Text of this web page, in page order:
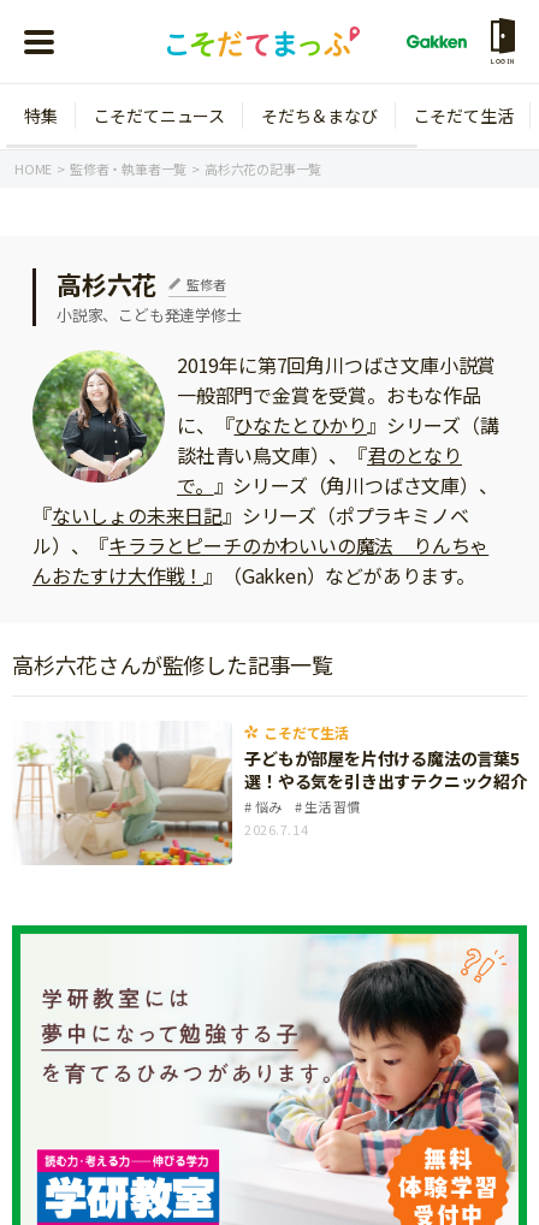
LOGIN
年齢から探す
0歳
1歳
2歳
3歳
年中
年長
小学1年生
小学2年生
小学3年生
小学4年生
小学5年生
小学6年生
特集
こそだてニュース
イベント
ニュース
そだち＆まなび
ワーク・ドリル
小学校
教育・学習
絵本・読み聞かせ
自由研究・工作
本・読書
英語
習い事
こそだて生活
ファッション・美容
行事・イベント
トラブル
親子でいっしょに
人間関係
家族
料理
マネー
健康
特集 こそだてニュース そだち＆まなび こそだて生活
HOME 監修者・執筆者一覧 高杉六花の記事一覧
高杉六花 監修者
小説家、こども発達学修士
2019年に第7回角川つばさ文庫小説賞
一般部門で金賞を受賞。おもな作品
に、『ひなたとひかり』シリーズ（講
談社青い鳥文庫）、『君のとなり
で。 』シリーズ（角川つばさ文庫）、
『ないしょの未来日記』シリーズ（ポプラキミノベ
ル）、『キララとピーチのかわいいの魔法 りんちゃ
んおたすけ大作戦！』（Gakken）などがあります。
高杉六花さんが監修した記事一覧
こそだて生活
子どもが部屋を片付ける魔法の言葉5
選！やる気を引き出すテクニック紹介
悩み
生活習慣
2026.7.14